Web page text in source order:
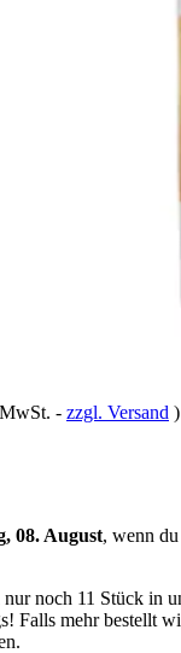
- zzgl. Versand )
08. August, wenn
noch 11 Stück in
Falls mehr bestellt